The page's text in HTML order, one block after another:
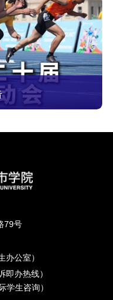
79号
公室）
办热线）
学生咨询）